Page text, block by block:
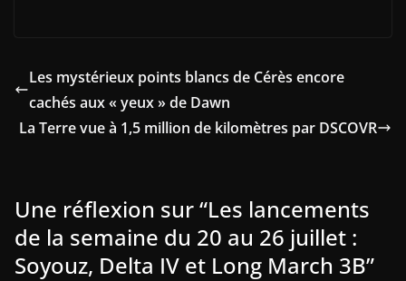
Les mystérieux points blancs de Cérès encore
cachés aux « yeux » de Dawn
La Terre vue à 1,5 million de kilomètres par DSCOVR
Une réflexion sur “Les lancements
de la semaine du 20 au 26 juillet :
Soyouz, Delta IV et Long March 3B”